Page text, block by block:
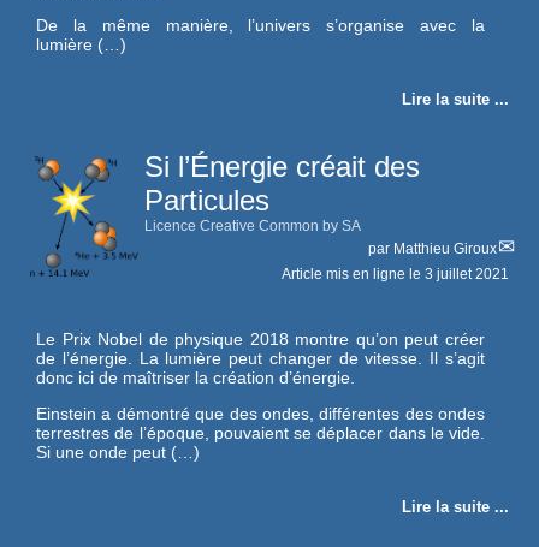
De la même manière, l’univers s’organise avec la
lumière (…)
Lire la suite ...
Si l’Énergie créait des
Particules
Licence Creative Common by SA
par Matthieu Giroux
Article mis en ligne le 3 juillet 2021
Le Prix Nobel de physique 2018 montre qu’on peut créer
de l’énergie. La lumière peut changer de vitesse. Il s’agit
donc ici de maîtriser la création d’énergie.
Einstein a démontré que des ondes, différentes des ondes
terrestres de l’époque, pouvaient se déplacer dans le vide.
Si une onde peut (…)
Lire la suite ...